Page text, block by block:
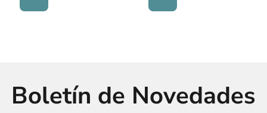
Boletín de Novedades